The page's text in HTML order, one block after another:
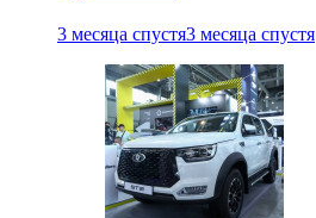
3 месяца спустя3 месяца спустя